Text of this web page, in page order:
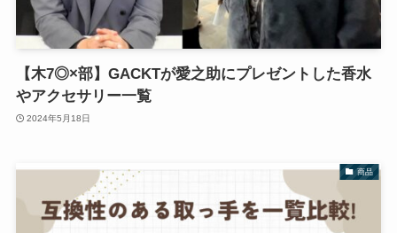
【木7◎×部】GACKTが愛之助にプレゼントした香水
やアクセサリー一覧
2024年5月18日
商品